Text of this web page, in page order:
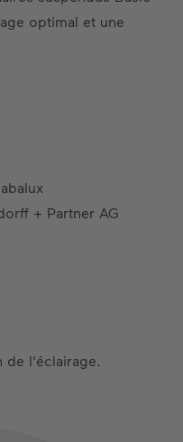
optimal et une
+ Partner AG
de l'éclairage.